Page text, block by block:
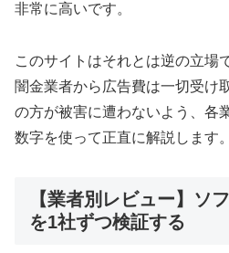
非常に高いです。
このサイトはそれとは逆の立場
闇金業者から広告費は一切受け
の方が被害に遭わないよう、各
数字を使って正直に解説します。
【業者別レビュー】ソ
を1社ずつ検証する